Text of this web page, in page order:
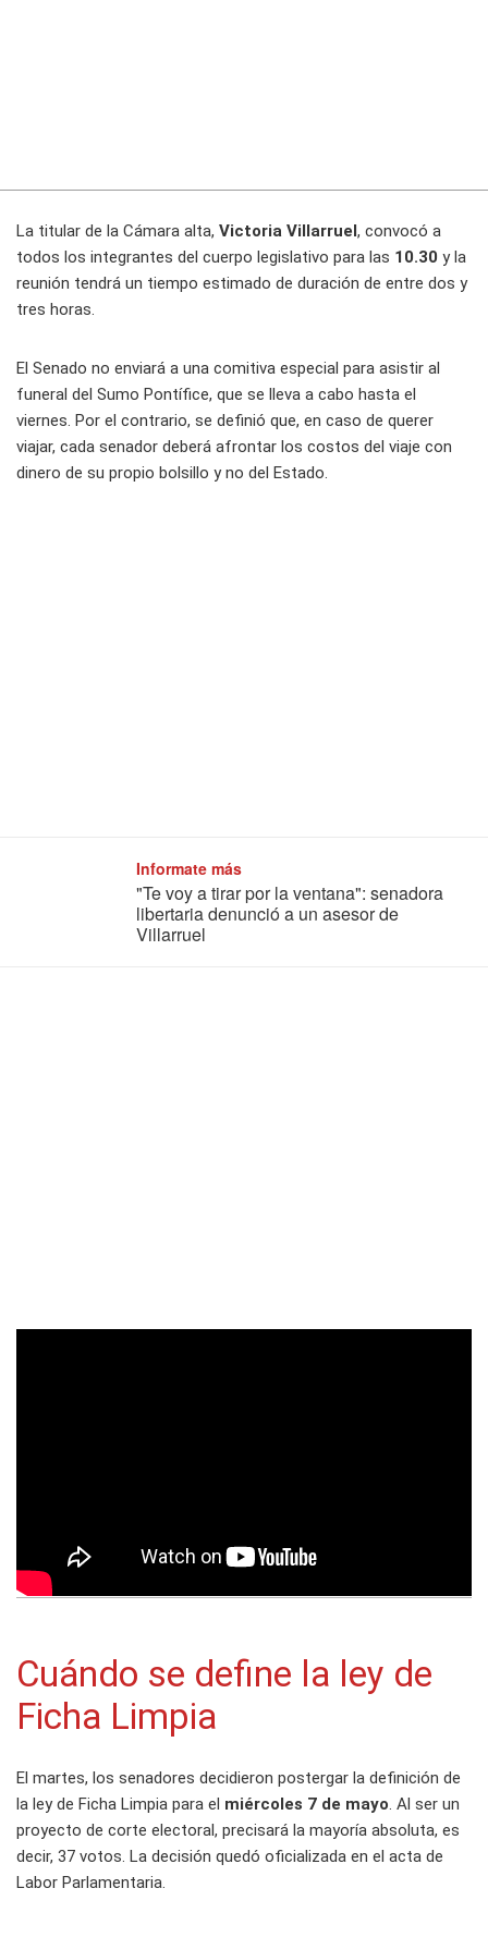
La titular de la Cámara alta, Victoria Villarruel, convocó a
todos los integrantes del cuerpo legislativo para las 10.30 y la
reunión tendrá un tiempo estimado de duración de entre dos y
tres horas.
El Senado no enviará a una comitiva especial para asistir al
funeral del Sumo Pontífice, que se lleva a cabo hasta el
viernes. Por el contrario, se definió que, en caso de querer
viajar, cada senador deberá afrontar los costos del viaje con
dinero de su propio bolsillo y no del Estado.
Informate más
"Te voy a tirar por la ventana": senadora
libertaria denunció a un asesor de
Villarruel
Cuándo se define la ley de
Ficha Limpia
El martes, los senadores decidieron postergar la definición de
la ley de Ficha Limpia para el miércoles 7 de mayo . Al ser un
proyecto de corte electoral, precisará la mayoría absoluta, es
decir, 37 votos. La decisión quedó oficializada en el acta de
Labor Parlamentaria.